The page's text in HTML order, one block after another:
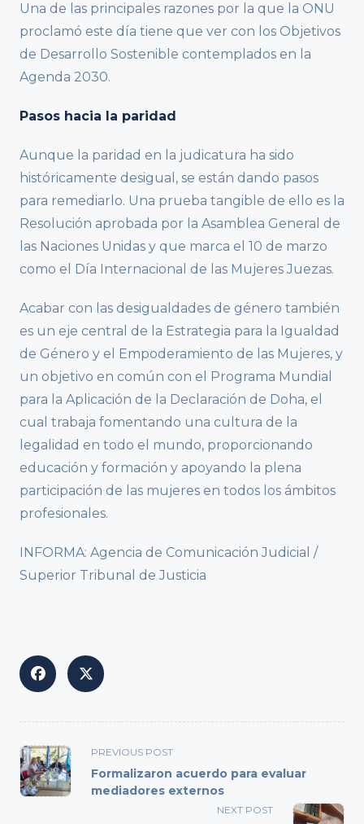
Una de las principales razones por la que la ONU
proclamó este día tiene que ver con los Objetivos
de Desarrollo Sostenible contemplados en la
Agenda 2030.
Pasos hacia la paridad
Aunque la paridad en la judicatura ha sido
históricamente desigual, se están dando pasos
para remediarlo. Una prueba tangible de ello es la
Resolución aprobada por la Asamblea General de
las Naciones Unidas y que marca el 10 de marzo
como el Día Internacional de las Mujeres Juezas.
Acabar con las desigualdades de género también
es un eje central de la Estrategia para la Igualdad
de Género y el Empoderamiento de las Mujeres, y
un objetivo en común con el Programa Mundial
para la Aplicación de la Declaración de Doha, el
cual trabaja fomentando una cultura de la
legalidad en todo el mundo, proporcionando
educación y formación y apoyando la plena
participación de las mujeres en todos los ámbitos
profesionales.
INFORMA: Agencia de Comunicación Judicial /
Superior Tribunal de Justicia
<span
class="nav-
subtitle
PREVIOUS POST
Formalizaron acuerdo para evaluar
mediadores externos
NEXT POST